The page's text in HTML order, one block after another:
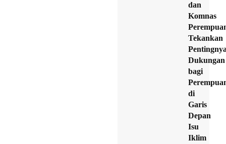
dan
Komnas
Tekankan
Dukungan
bagi
di
Garis
Depan
Isu
Iklim